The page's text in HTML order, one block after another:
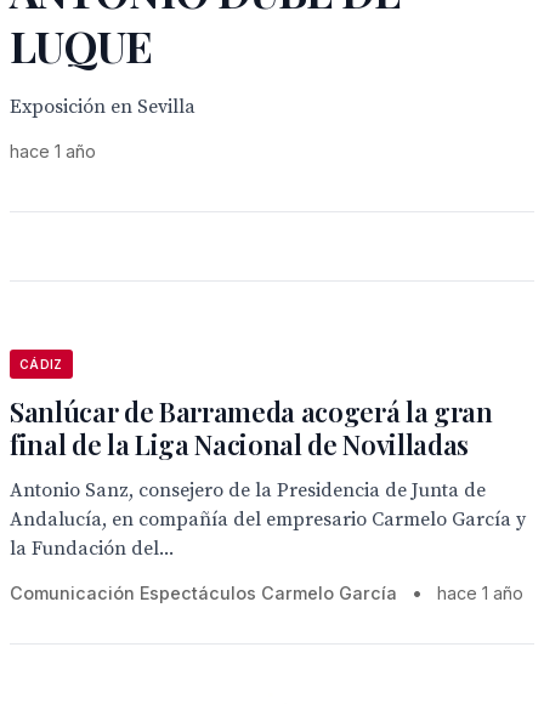
LUQUE
Exposición en Sevilla
hace 1 año
CÁDIZ
Sanlúcar de Barrameda acogerá la gran
final de la Liga Nacional de Novilladas
Antonio Sanz, consejero de la Presidencia de Junta de
Andalucía, en compañía del empresario Carmelo García y
la Fundación del...
Comunicación Espectáculos Carmelo García • hace 1 año